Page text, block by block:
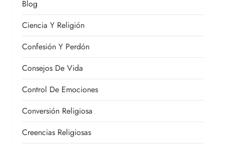
Blog
Ciencia Y Religión
Confesión Y Perdón
Consejos De Vida
Control De Emociones
Conversión Religiosa
Creencias Religiosas